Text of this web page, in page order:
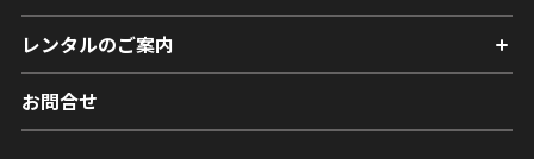
レンタルのご案内
お問合せ